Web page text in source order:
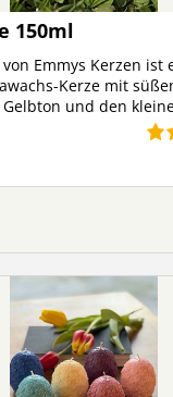
150ml
Emmys Kerzen ist
Kerze mit
und den
Blickfang in jedem
oder für gemütliche
✨ 150 ml Kerze
besondere Dekokerze